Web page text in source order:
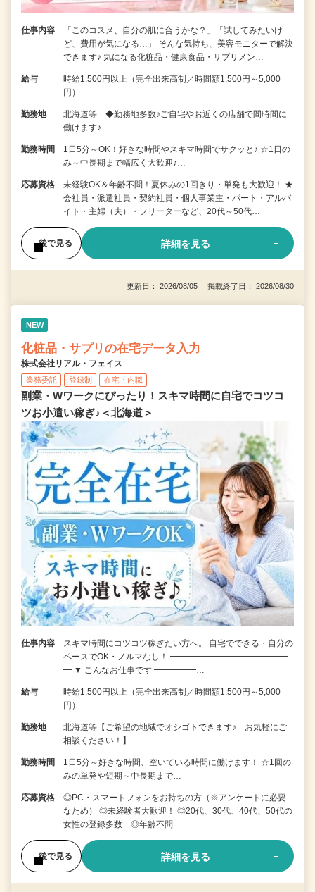
仕事内容
「このコスメ、自分の肌に合うかな？」「試してみたいけ
ど、費用が気になる…」 そんな気持ち、美容モニターで解決
できます♪ 気になる化粧品・健康食品・サプリメン…
給与
時給1,500円以上（完全出来高制／時間額1,500円～5,000
円）
勤務地
北海道等 ◆勤務地多数♪ご自宅やお近くの店舗で間時間に
働けます♪
勤務時間
1日5分～OK！好きな時間やスキマ時間でサクッと♪ ☆1日の
み～中長期まで幅広く大歓迎♪…
応募資格
未経験OK＆年齢不問！夏休みの1回きり・単発も大歓迎！ ★
会社員・派遣社員・契約社員・個人事業主・パート・アルバ
イト・主婦（夫）・フリーターなど、20代～50代…
後で見る 詳細を見る
更新日： 2026/08/05 掲載終了日： 2026/08/30
NEW
化粧品・サプリの在宅データ入力
株式会社リアル・フェイス
業務委託 登録制 在宅・内職
副業・Wワークにぴったり！スキマ時間に自宅でコツコ
ツお小遣い稼ぎ♪＜北海道＞
仕事内容
スキマ時間にコツコツ稼ぎたい方へ。 自宅でできる・自分の
ペースでOK・ノルマなし！ ━━━━━━━━━━━━━━
━ ▼ こんなお仕事です ━━━━━…
給与
時給1,500円以上（完全出来高制／時間額1,500円～5,000
円）
勤務地
北海道等【ご希望の地域でオシゴトできます♪ お気軽にご
相談ください！】
勤務時間
1日5分～好きな時間、空いている時間に働けます！ ☆1回の
みの単発や短期～中長期まで…
応募資格
◎PC・スマートフォンをお持ちの方（※アンケートに必要
なため） ◎未経験者大歓迎！ ◎20代、30代、40代、50代の
女性の登録多数 ◎年齢不問
後で見る 詳細を見る